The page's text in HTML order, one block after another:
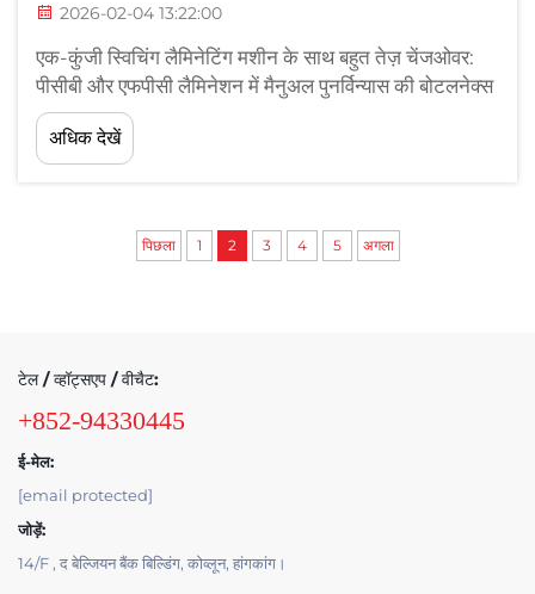
2026-02-04 13:22:00
एक-कुंजी स्विचिंग लैमिनेटिंग मशीन के साथ बहुत तेज़ चेंजओवर:
पीसीबी और एफपीसी लैमिनेशन में मैनुअल पुनर्विन्यास की बोटलनेक्स
को दूर करना। पीसीबी (उन मुद्रित सर्किट बोर्ड्स का पुराना तरीका
जिन्हें हम सभी जानते हैं) और एफपीसी (लचीले मुद्रित सर्किट्स...
अधिक देखें
पिछला 1 2 3 4 5 अगला
टेल / व्हॉट्सएप / वीचैट:
+852-94330445
ई-मेल:
[email protected]
जोड़ें:
14/F , द बेल्जियन बैंक बिल्डिंग, कोव्लून, हांगकांग।